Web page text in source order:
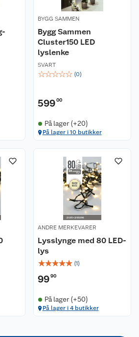
BYGG SAMMEN
Bygg Sammen
Cluster150 LED
lyslenke
SVART
☆☆☆☆☆ (0)
59900
På lager (+20)
På lager i 10 butikker
ANDRE MERKEVARER
Lysslynge med 80 LED-
lys
☆☆☆☆☆ (1)
9990
På lager (+50)
På lager i 4 butikker